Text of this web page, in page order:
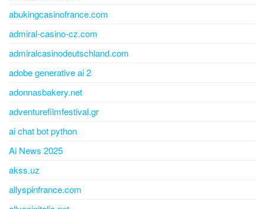
abukingcasinofrance.com
admiral-casino-cz.com
admiralcasinodeutschland.com
adobe generative ai 2
adonnasbakery.net
adventurefilmfestival.gr
ai chat bot python
Ai News 2025
akss.uz
allyspinfrance.com